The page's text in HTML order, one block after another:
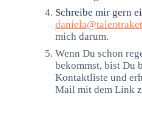
Schreibe mir gern
mich darum.
Wenn Du schon
bekommst, bist Du
Kontaktliste und
Mail mit dem Link